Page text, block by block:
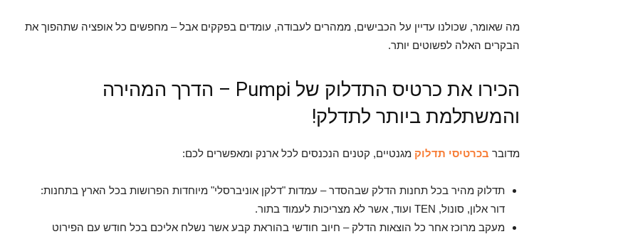
מה שאומר, שכולנו עדיין על הכבישים, ממהרים לעבודה, עומדים בפקקים אבל – מחפשים כל אופציה שתהפוך את
הבקרים האלה לפשוטים יותר.
הכירו את כרטיס התדלוק של Pumpi – הדרך המהירה
והמשתלמת ביותר לתדלק!
מדובר בכרטיסי תדלוק מגנטיים, קטנים הנכנסים לכל ארנק ומאפשרים לכם:
תדלוק מהיר בכל תחנות הדלק שבהסדר – עמדות "דלקן אוניברסלי" מיוחדות הפרושות בכל הארץ בתחנות:
דור אלון, סונול, TEN ועוד, אשר לא מצריכות לעמוד בתור.
מעקב מרוכז אחר כל הוצאות הדלק – חיוב חודשי בהוראת קבע אשר נשלח אליכם בכל חודש עם הפירוט